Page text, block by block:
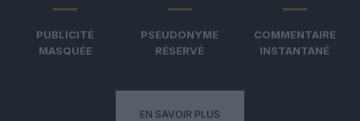
PUBLICITÉ
MASQUÉE
PSEUDONYME
RÉSERVÉ
COMMENTAIRE
INSTANTANÉ
EN SAVOIR PLUS